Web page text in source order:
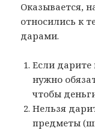
Оказывается,
относились к
дарами.
Если дарите
нужно
чтобы
Нельзя
предметы